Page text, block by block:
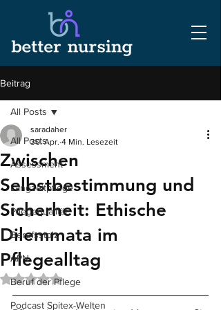
Beitrag
All Posts
Assessment
Langzeitpflege
Pflegequalität
Berufsstolz
APN
Beruf der Pflege
Podcast Spitex-Welten
All Posts
Zwischen
Selbstbestimmung und
Sicherheit: Ethische
Dilemmata im
Pflegealltag
saradaher
30. Apr. 4 Min. Lesezeit
Mit NaN von 5 Sternen bewertet.